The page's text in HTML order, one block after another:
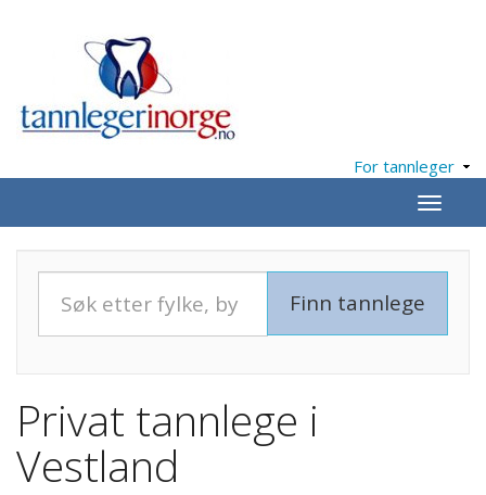
For tannleger
Meny
Privat tannlege i
Vestland